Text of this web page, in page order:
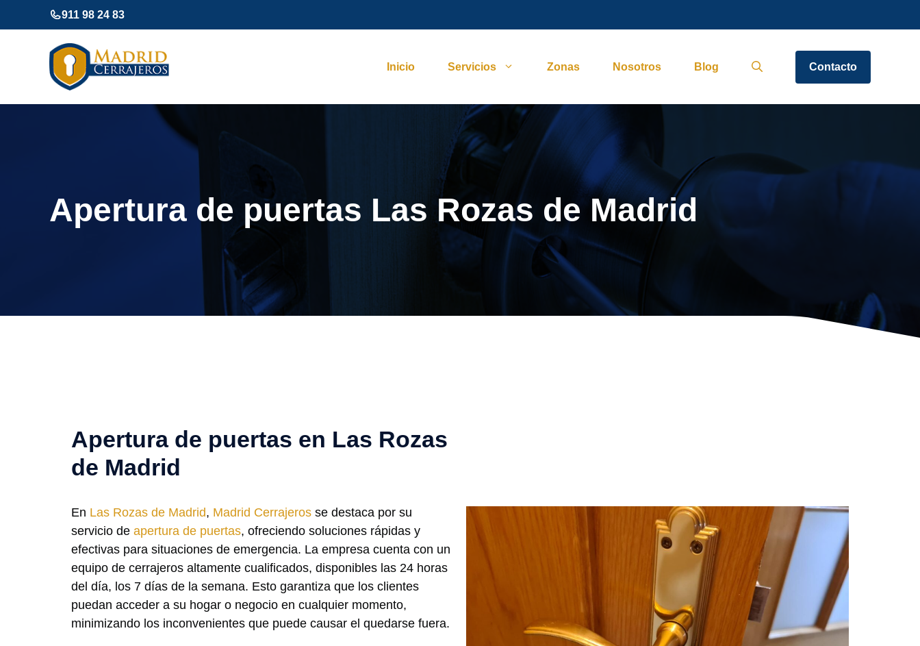
al
911 98 24 83
Inicio Servicios Zonas Nosotros Blog Contacto
Apertura de puertas Las Rozas de Madrid
Apertura de puertas en Las Rozas
de Madrid
En Las Rozas de Madrid, Madrid Cerrajeros se destaca por su
servicio de apertura de puertas, ofreciendo soluciones rápidas y
efectivas para situaciones de emergencia. La empresa cuenta con un
equipo de cerrajeros altamente cualificados, disponibles las 24 horas
del día, los 7 días de la semana. Esto garantiza que los clientes
puedan acceder a su hogar o negocio en cualquier momento,
minimizando los inconvenientes que puede causar el quedarse fuera.